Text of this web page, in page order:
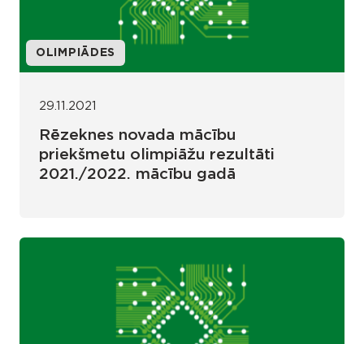
OLIMPIĀDES
29.11.2021
Rēzeknes novada mācību
priekšmetu olimpiāžu rezultāti
2021./2022. mācību gadā